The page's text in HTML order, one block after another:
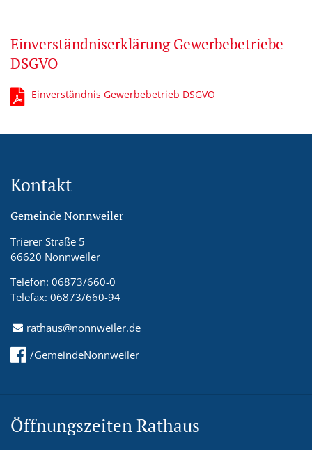
Einverständniserklärung Gewerbebetriebe
DSGVO
Einverständnis Gewerbebetrieb DSGVO
Kontakt
Gemeinde Nonnweiler
Trierer Straße 5
66620 Nonnweiler
Telefon: 06873/660-0
Telefax: 06873/660-94
rathaus@nonnweiler.de
/GemeindeNonnweiler
Öffnungszeiten Rathaus